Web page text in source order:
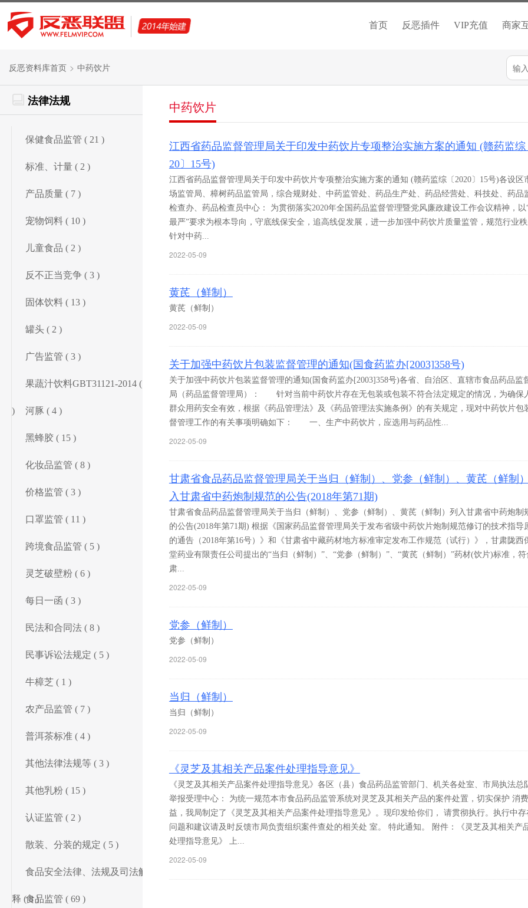
首页 反恶插件 VIP充值 商家
反恶资料库首页 > 中药饮片
法律法规
保健食品监管 ( 21 )
标准、计量 ( 2 )
产品质量 ( 7 )
宠物饲料 ( 10 )
儿童食品 ( 2 )
反不正当竞争 ( 3 )
固体饮料 ( 13 )
罐头 ( 2 )
广告监管 ( 3 )
果蔬汁饮料GBT31121-2014 ( 4
) 河豚 ( 4 )
黑蜂胶 ( 15 )
化妆品监管 ( 8 )
价格监管 ( 3 )
口罩监管 ( 11 )
跨境食品监管 ( 5 )
灵芝破壁粉 ( 6 )
每日一函 ( 3 )
民法和合同法 ( 8 )
民事诉讼法规定 ( 5 )
牛樟芝 ( 1 )
农产品监管 ( 7 )
普洱茶标准 ( 4 )
其他法律法规等 ( 3 )
其他乳粉 ( 15 )
认证监管 ( 2 )
散装、分装的规定 ( 5 )
食品安全法律、法规及司法解
释 ( 8 )食品监管 ( 69 )
中药饮片
江西省药品监督管理局关于印发中药饮片专项整治实施方案的通知 (赣药监综
20〕15号)
江西省药品监督管理局关于印发中药饮片专项整治实施方案的通知 (赣药监综〔2020〕15号)各设区
场监管局、樟树药品监管局，综合规财处、中药监管处、药品生产处、药品经营处、科技处、药品
检查办、药品检查员中心： 为贯彻落实2020年全国药品监督管理暨党风廉政建设工作会议精神，以
最严”要求为根本导向，守底线保安全，追高线促发展，进一步加强中药饮片质量监管，规范行业秩
针对中药...
2022-05-09
黄芪（鲜制）
黄芪（鲜制）
2022-05-09
关于加强中药饮片包装监督管理的通知(国食药监办[2003]358号)
关于加强中药饮片包装监督管理的通知(国食药监办[2003]358号)各省、自治区、直辖市食品药品监
局（药品监督管理局）： 针对当前中药饮片存在无包装或包装不符合法定规定的情况，为确保
群众用药安全有效，根据《药品管理法》及《药品管理法实施条例》的有关规定，现对中药饮片包
督管理工作的有关事项明确如下： 一、生产中药饮片，应选用与药品性...
2022-05-09
甘肃省食品药品监督管理局关于当归（鲜制）、党参（鲜制）、黄芪（鲜制
入甘肃省中药炮制规范的公告(2018年第71期)
甘肃省食品药品监督管理局关于当归（鲜制）、党参（鲜制）、黄芪（鲜制）列入甘肃省中药炮制
的公告(2018年第71期) 根据《国家药品监督管理局关于发布省级中药饮片炮制规范修订的技术指导
的通告（2018年第16号）》和《甘肃省中藏药材地方标准审定发布工作规范（试行）》，甘肃陇西
堂药业有限责任公司提出的“当归（鲜制）”、“党参（鲜制）”、“黄芪（鲜制）”药材(饮片)标准，
肃...
2022-05-09
党参（鲜制）
党参（鲜制）
2022-05-09
当归（鲜制）
当归（鲜制）
2022-05-09
《灵芝及其相关产品案件处理指导意见》
《灵芝及其相关产品案件处理指导意见》各区（县）食品药品监管部门、机关各处室、市局执法总
举报受理中心： 为统一规范本市食品药品监管系统对灵芝及其相关产品的案件处置，切实保护 消
益，我局制定了《灵芝及其相关产品案件处理指导意见》。现印发给你们， 请贯彻执行。执行中存
问题和建议请及时反馈市局负责组织案件查处的相关处 室。 特此通知。 附件：《灵芝及其相关产
处理指导意见》 上...
2022-05-09